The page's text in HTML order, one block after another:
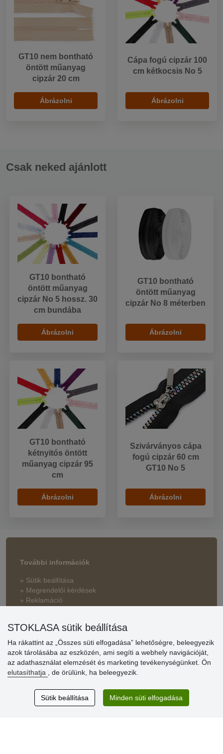
GT10 nem bontható
öntött műanyag
cipzár 20 cm
Ábrázolni
Cápa fogú cipzár 100
cm kétkocsis No 5
Ábrázolni
Csak neked ajánlott
GT10 bontható
öntött műanyag
cipzár No 5 hossz. 30
cm bundába
Ábrázolni
GT10 bontható
öntött műanyag
cipzár No 8 méterben
Ábrázolni
GT10 bontható
kétnyitós öntött
műanyag cipzár 95
cm
Ábrázolni
Szivárványos cápa
fogú cipzár 60 cm
GT10 No 5
Ábrázolni
További információk
» Sütik beállítása
» Megrendelői kérdések
» Reklamáció
» Kedvezmények és jutalmak nagykereskedelmi
vásárlóinknak
» Súgó
Vásárlók
értékelése
STOKLASA sütik beállítása
Ha rákattint az „Összes süti elfogadása” lehetőségre, beleegyezik
azok tárolásába az eszközén, ami segíti a webhely navigációját,
az adathasználat elemzését és marketing tevékenységünket. Ön
elutasíthatja
, de örülünk, ha beleegyezik.
Sütik beállítása Minden süti elfogadása